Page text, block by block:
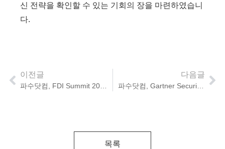
신 전략을 확인할 수 있는 기회의 장을 마련하였습니
다.
이전글 다음글
파수닷컴, Gartner Security & Risk Management Summit 2018 참가
목록